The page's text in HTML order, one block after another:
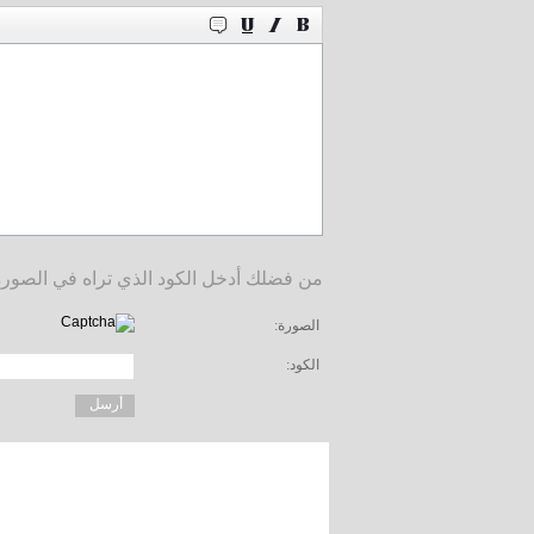
من فضلك أدخل الكود الذي تراه في
الصورة:
الكود: